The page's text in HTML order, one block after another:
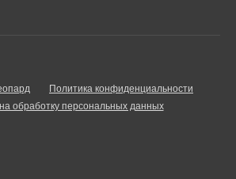
Политика конфиденциальности
обработку персональных данных